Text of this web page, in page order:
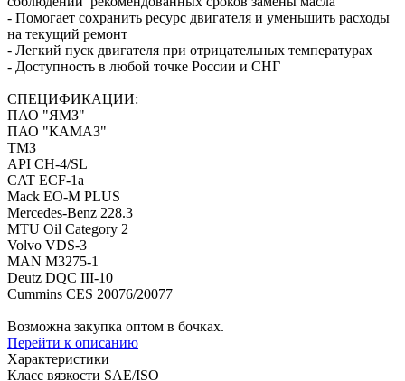
- Помогает сохранить ресурс двигателя и уменьшить расходы
на текущий ремонт
- Легкий пуск двигателя при отрицательных температурах
- Доступность в любой точке России и СНГ
СПЕЦИФИКАЦИИ:
ПАО "ЯМЗ"
ПАО "КАМАЗ"
ТМЗ
API CH-4/SL
CAT ECF-1a
Mack EO-M PLUS
Mercedes-Benz 228.3
MTU Oil Category 2
Volvo VDS-3
MAN M3275-1
Deutz DQC III-10
Cummins CES 20076/20077
Возможна закупка оптом в бочках.
Перейти к описанию
Характеристики
Класс вязкости SAE/ISO